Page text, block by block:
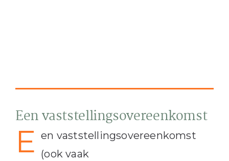
Een vaststellingsovereenkomst
E en vaststellingsovereenkomst
(ook vaak